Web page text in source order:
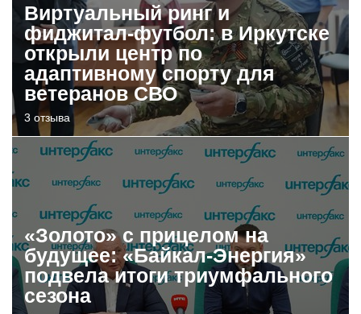
Виртуальный ринг и
фиджитал-футбол: в Иркутске
открыли центр по
адаптивному спорту для
ветеранов СВО
3 отзыва
«Золото» с прицелом на
будущее: «Байкал-Энергия»
подвела итоги триумфального
сезона